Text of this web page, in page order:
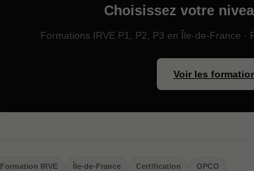
Choisissez votre
Formations IRVE P1, P2, P3 en Île-de-France ·
Voir les
Formation IRVE Île-de-France Certification OPCO